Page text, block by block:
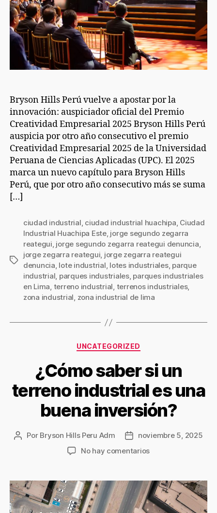
Bryson Hills Perú vuelve a apostar por la
innovación: auspiciador oficial del Premio
Creatividad Empresarial 2025 Bryson Hills Perú
auspicia por otro año consecutivo el premio
Creatividad Empresarial 2025 de la Universidad
Peruana de Ciencias Aplicadas (UPC). El 2025
marca un nuevo capítulo para Bryson Hills
Perú, que por otro año consecutivo más se suma
[…]
ciudad industrial, ciudad industrial huachipa, Ciudad
Industrial Huachipa Este, jorge segundo zegarra
reategui, jorge segundo zegarra reategui denuncia,
jorge zegarra reategui, jorge zegarra reategui
denuncia, lote industrial, lotes industriales, parque
industrial, parques industriales, parques industriales
en Lima, terreno industrial, terrenos industriales,
zona industrial, zona industrial de lima
UNCATEGORIZED
¿Cómo saber si un
terreno industrial es una
buena inversión?
Por Bryson Hills Peru Adm
noviembre 5, 2025
No hay comentarios